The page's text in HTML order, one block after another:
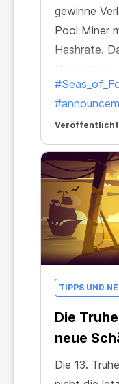
gewinne
Pool Miner
Hashrate.
September
Chance auf
TIPPS UND
Die
neue
Die 13.